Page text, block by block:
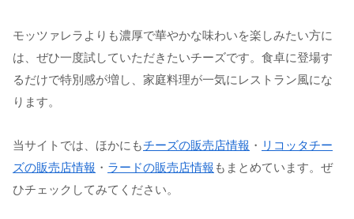
モッツァレラよりも濃厚で華やかな味わいを楽しみたい方に
は、ぜひ一度試していただきたいチーズです。食卓に登場す
るだけで特別感が増し、家庭料理が一気にレストラン風にな
ります。
当サイトでは、ほかにもチーズの販売店情報 ・ リコッタチー
ズの販売店情報 ・ ラードの販売店情報 もまとめています。ぜ
ひチェックしてみてください。